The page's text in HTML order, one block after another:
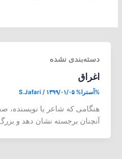
دسته‌بندی نشده
اغراق
%آسترا% S.Jafari / ۱۳۹۹/۰۱/۰۵
هنگامی که شاعر یا نویسنده،
آنچنان برجسته نشان دهد و